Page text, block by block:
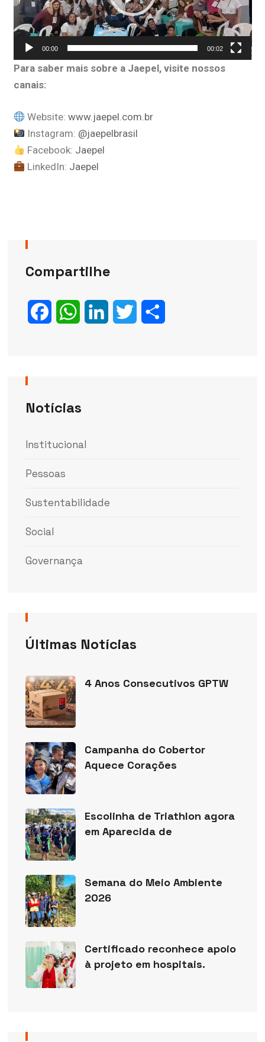
00:00 00:02
Para saber mais sobre a Jaepel, visite nossos
canais:
Website:www.jaepel.com.br
Instagram: @jaepelbrasil
Facebook: Jaepel
LinkedIn: Jaepel
Compartilhe
FacebookWhatsAppLinkedIn Twitter
Notícias
Institucional
Pessoas
Sustentabilidade
Social
Governança
Últimas Notícias
4 Anos Consecutivos GPTW
Campanha do Cobertor
Aquece Corações
Escolinha de Triathlon agora
em Aparecida de
Semana do Meio Ambiente
2026
Certificado reconhece apoio
à projeto em hospitais.